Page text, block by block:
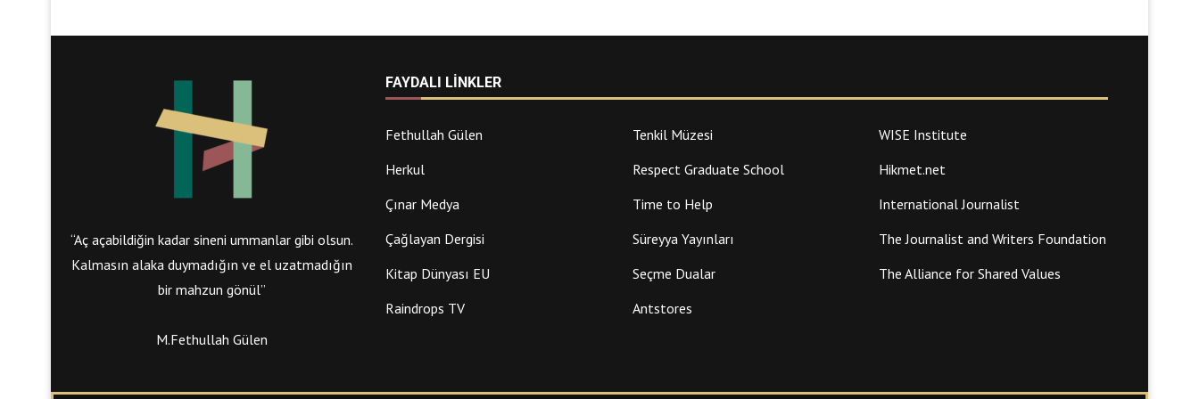
“Aç açabildiğin kadar sineni ummanlar gibi olsun.
Kalmasın alaka duymadığın ve el uzatmadığın
bir mahzun gönül”
M.Fethullah Gülen
FAYDALI LINKLER
Fethullah Gülen Tenkil Müzesi
WISE Institute
Herkul
Respect Graduate School
Hikmet.net
Çınar Medya
Time to Help
International Journalist
Çağlayan Dergisi
Süreyya Yayınları
The Journalist and Writers Foundation
Kitap Dünyası EU
Seçme Dualar
The Alliance for Shared Values
Raindrops TV
Antstores